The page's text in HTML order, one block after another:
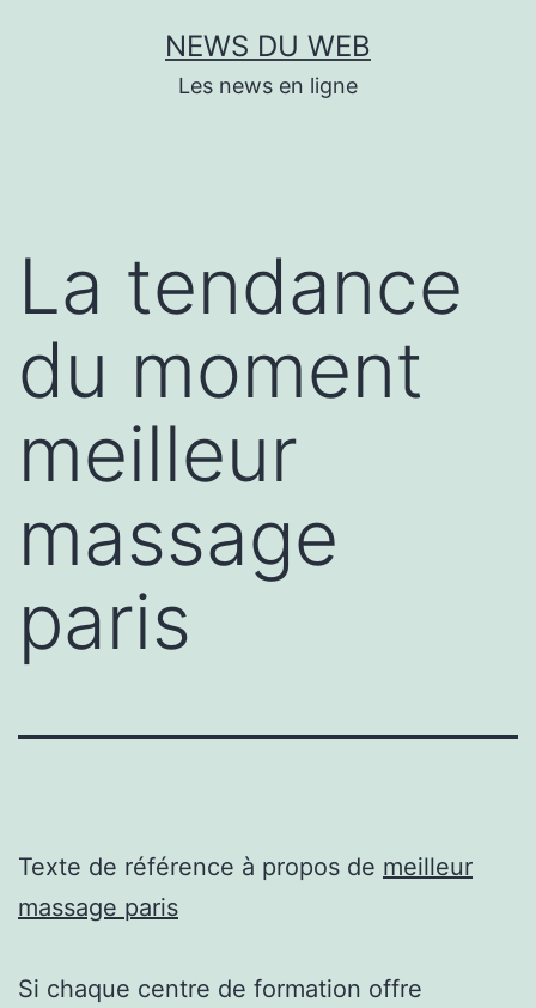
NEWS DU WEB
Les news en ligne
La tendance
du moment
meilleur
massage
paris
Texte de référence à propos de meilleur
massage paris
Si chaque centre de formation offre